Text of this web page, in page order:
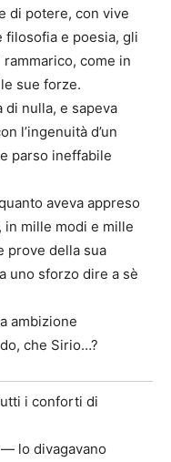
di potere, con vive
filosofia e poesia, gli
come in
sue forze.
di nulla, e sapeva
l’ingenuità d’un
parso ineffabile
aveva appreso
in mille modi e mille
prove della sua
uno sforzo dire a sè
ambizione
che Sirio…?
i conforti di
lo divagavano